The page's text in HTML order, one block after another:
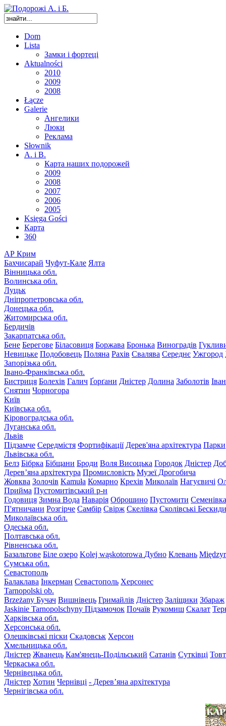
Dom
Lista
Замки і фортеці
Aktualności
2010
2009
2008
Łącze
Galerie
Ангелики
Люки
Реклама
Słownik
A. i B.
Карта наших подорожей
2009
2008
2007
2006
2005
Księga Gości
Карта
360
АР Крим
Бахчисарай Чуфут-Кале Ялта
Вінницька обл.
Волинська обл.
Луцьк
Дніпропетровська обл.
Донецька обл.
Житомирська обл.
Бердичів
Закарпатська обл.
Бене Берегове Біласовиця Боржава Бронька Виноградів
Невицьке Подобовець Поляна Рахів Свалява Середнє Ужгород
Запорізька обл.
Івано-Франківська обл.
Бистриця Болехів Галич Ґорґани Дністер Долина Заболотів
Снятин Чорногора
Київ
Київська обл.
Кіровоградська обл.
Луганська обл.
Львів
Підзамче Середмістя Фортифікації Дерев'яна архітектура Парки
Львівська обл.
Белз Бібрка Бібщани Броди Воля Висоцька Городок Дністер
Дерев’яна архітектура Промисловість Музеї Дрогобича
Жовква Золочів Kamuła Комарно Крехів Миколаїв Нагуєвичі
Прийма Пустомитівський р-н
Годовиця Зимна Вода Наварія Оброшино Пустомити Семенівка
П'ятничани Розгірче Самбір Свірж Скелівка Сколівські Бескиди
Миколаївська обл.
Одеська обл.
Полтавська обл.
Рівненська обл.
Базальтове Біле озеро Kolej wąskotorowa Дубно Клевань
Сумська обл.
Севастополь
Балаклава Інкерман Севастополь Херсонес
Tarnopolski ob.
Brzeżany Бучач Вишнівець Гримайлів Дністер Заліщики Збараж
Jaskinie Tarnopolschyny Підзамочок Почаїв Рукомиш Скалат
Харківська обл.
Херсонська обл.
Олешківські піски Скадовськ Херсон
Хмельницька обл.
Дністер Жванець Кам'янець-Подільський Сатанів Сутківці
Черкаська обл.
Чернівецька обл.
Дністер Хотин Чернівці - Дерев’яна архітектура
Чернігівська обл.